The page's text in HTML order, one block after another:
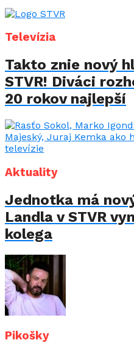
Televízia
Takto znie nový
STVR! Diváci
20 rokov najlepší
Aktuality
Jednotka má
Landla v STVR
kolega
Pikošky